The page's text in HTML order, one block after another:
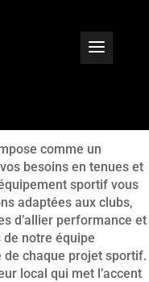
comme un
besoins en tenues et
sportif vous
adaptées aux clubs,
d’allier performance et
notre équipe
de chaque projet sportif.
local qui met l’accent